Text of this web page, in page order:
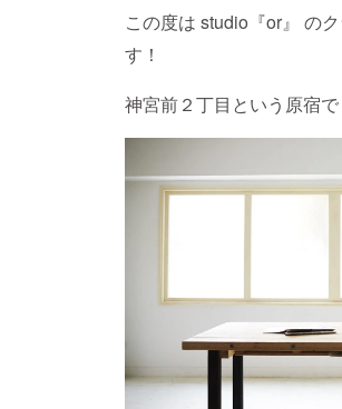
この度は studio『or』 の
す！
神宮前２丁目という原宿